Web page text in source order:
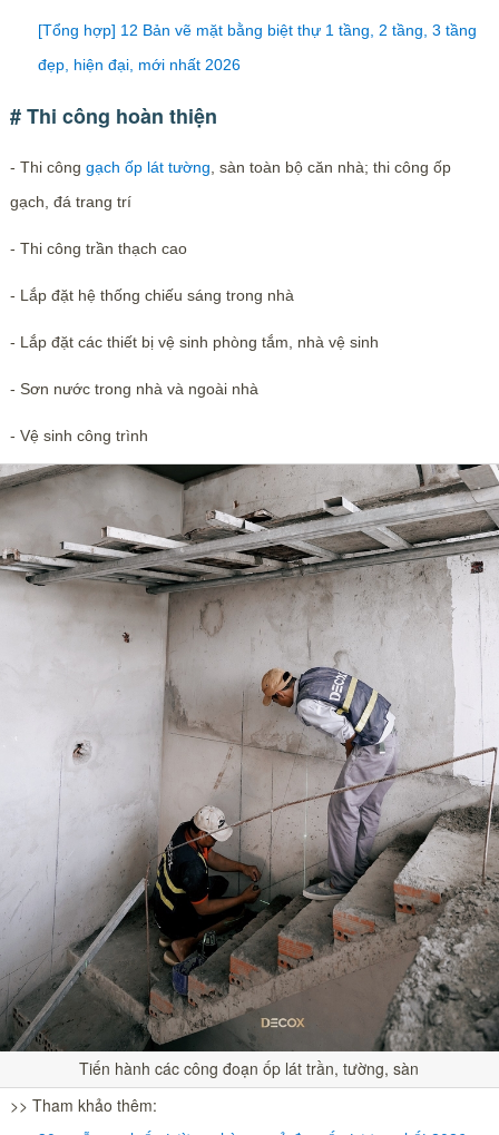
[Tổng hợp] 12 Bản vẽ mặt bằng biệt thự 1 tầng, 2 tầng, 3 tầng
đẹp, hiện đại, mới nhất 2026
# Thi công hoàn thiện
- Thi công gạch ốp lát tường , sàn toàn bộ căn nhà; thi công ốp
gạch, đá trang trí
- Thi công trần thạch cao
- Lắp đặt hệ thống chiếu sáng trong nhà
- Lắp đặt các thiết bị vệ sinh phòng tắm, nhà vệ sinh
- Sơn nước trong nhà và ngoài nhà
- Vệ sinh công trình
Tiến hành các công đoạn ốp lát trần, tường, sàn
>> Tham khảo thêm: